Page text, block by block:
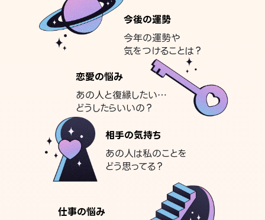
今後の運勢
今年の運勢や
気をつけることは？
恋愛の悩み
あの人と復縁したい…
どうしたらいいの？
相手の気持ち
あの人は私のことを
どう思ってる？
仕事の悩み